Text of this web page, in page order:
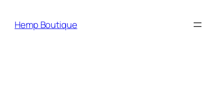
Hemp Boutique